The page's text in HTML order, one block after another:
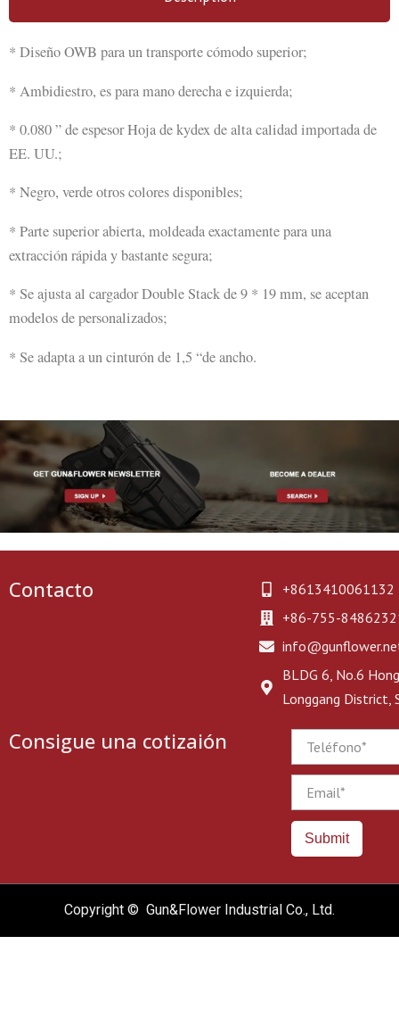
* Diseño OWB para un transporte cómodo superior;
* Ambidiestro, es para mano derecha e izquierda;
* 0.080 ” de espesor Hoja de kydex de alta calidad importada de
EE. UU.;
* Negro, verde otros colores disponibles;
* Parte superior abierta, moldeada exactamente para una
extracción rápida y bastante segura;
* Se ajusta al cargador Double Stack de 9 * 19 mm, se aceptan
modelos de personalizados;
* Se adapta a un cinturón de 1,5 “de ancho.
Contacto
+8613410061132
+86-755-
BLDG 6, No.6
Longgang District,
Consigue una cotizaión
Submit
Copyright © Gun&Flower Industrial Co., Ltd.